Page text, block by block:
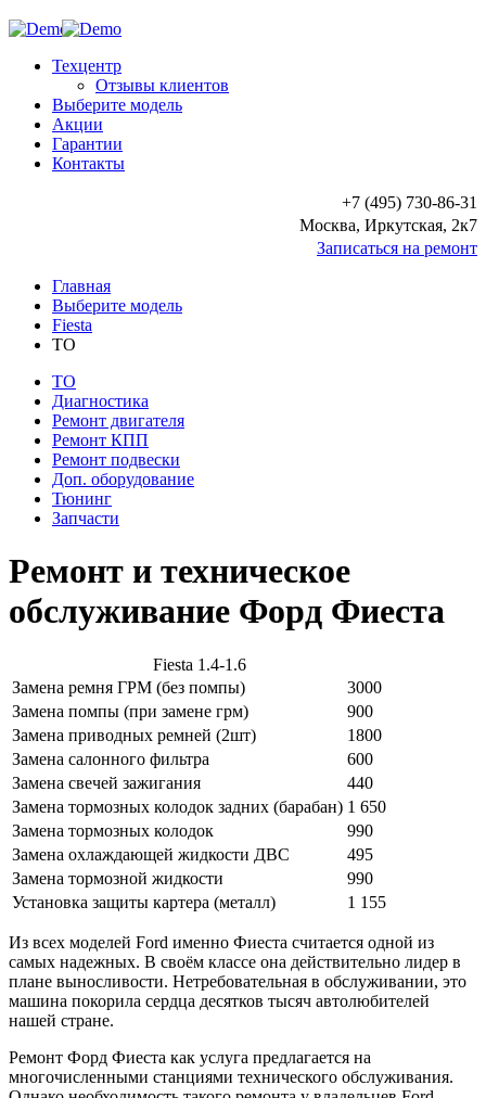
Техцентр
Отзывы клиентов
Выберите модель
Акции
Гарантии
Контакты
+7 (495) 730-86-31
Москва, Иркутская, 2к7
Записаться на ремонт
Главная
Выберите модель
Fiesta
ТО
ТО
Диагностика
Ремонт двигателя
Ремонт КПП
Ремонт подвески
Доп. оборудование
Тюнинг
Запчасти
Ремонт и техническое
обслуживание Форд Фиеста
Fiesta 1.4-1.6
Замена ремня ГРМ (без помпы)
3000
Замена помпы (при замене грм)
900
Замена приводных ремней (2шт)
1800
Замена салонного фильтра
600
Замена свечей зажигания
440
Замена тормозных колодок задних (барабан) 1 650
Замена тормозных колодок
990
Замена охлаждающей жидкости ДВС
495
Замена тормозной жидкости
990
Установка защиты картера (металл)
1 155
Из всех моделей Ford именно Фиеста считается одной из
самых надежных. В своём классе она действительно лидер в
плане выносливости. Нетребовательная в обслуживании, это
машина покорила сердца десятков тысяч автолюбителей
нашей стране.
Ремонт Форд Фиеста как услуга предлагается на
многочисленными станциями технического обслуживания.